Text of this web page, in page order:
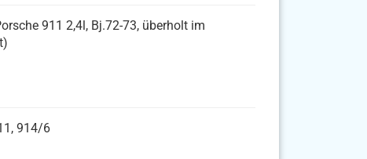
911 2,4l, Bj.72-73, überholt im
914/6